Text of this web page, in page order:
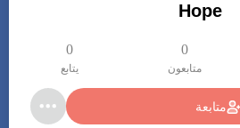
Hope
0
متابعون
0
يتابع
متابعة